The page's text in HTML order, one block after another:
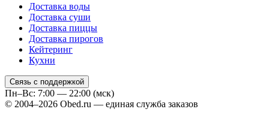
Доставка воды
Доставка суши
Доставка пиццы
Доставка пирогов
Кейтеринг
Кухни
Связь с поддержкой
Пн–Вс: 7:00 — 22:00 (мск)
© 2004–2026 Obed.ru — единая служба заказов